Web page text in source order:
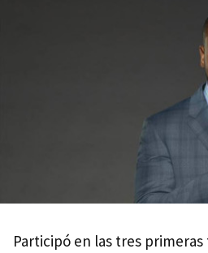
Participó en las tres